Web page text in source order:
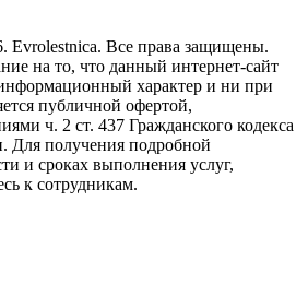
Evrolestnica. Все права защищены.
на то, что данный интернет-сайт
характер и ни при
публичной офертой,
ч. 2 ст. 437 Гражданского кодекса
Для получения подробной
и сроках выполнения услуг,
к сотрудникам.